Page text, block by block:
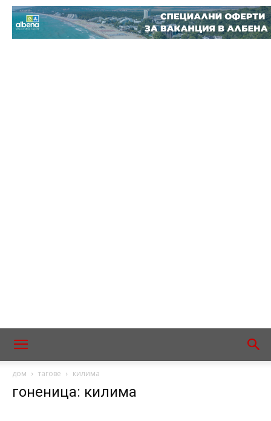
дом тагове килима
гоненица: килима